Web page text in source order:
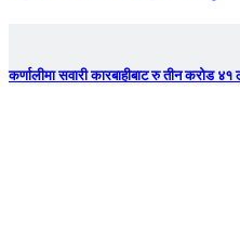
कर्णालीमा सवारी कारबाहीबाट रु तीन करोड